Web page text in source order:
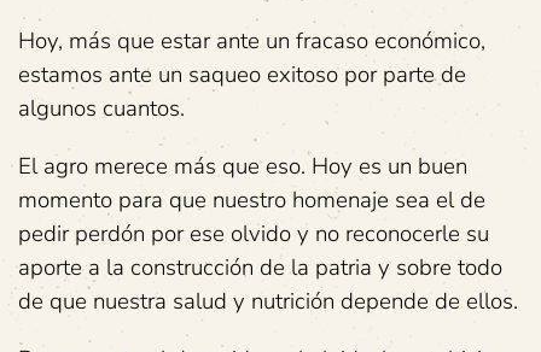
Hoy, más que estar ante un fracaso económico,
estamos ante un saqueo exitoso por parte de
algunos cuantos.
El agro merece más que eso. Hoy es un buen
momento para que nuestro homenaje sea el de
pedir perdón por ese olvido y no reconocerle su
aporte a la construcción de la patria y sobre todo
de que nuestra salud y nutrición depende de ellos.